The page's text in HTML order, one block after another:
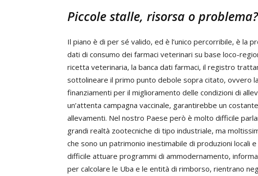
Piccole stalle, risorsa o problema?
Il piano è di per sé valido, ed è l’unico percorribile, è la
dati di consumo dei farmaci veterinari su base loco-
ricetta veterinaria, la banca dati farmaci, il registro
sottolineare il primo punto debole sopra citato, ovvero
finanziamenti per il miglioramento delle condizioni di
un’attenta campagna vaccinale, garantirebbe un
allevamenti. Nel nostro Paese però è molto difficile
grandi realtà zootecniche di tipo industriale, ma
che sono un patrimonio inestimabile di produzioni locali
difficile attuare programmi di ammodernamento,
per calcolare le Uba e le entità di rimborso, rientrano